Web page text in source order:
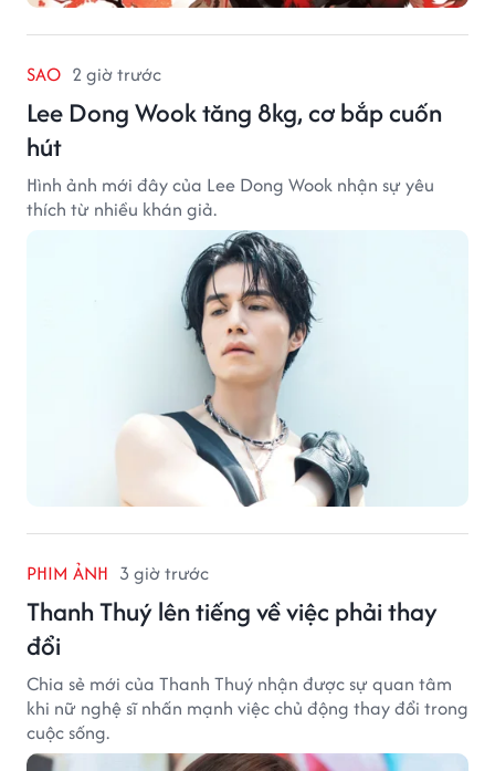
SAO 2 giờ trước
Lee Dong Wook tăng 8kg, cơ bắp cuốn
hút
Hình ảnh mới đây của Lee Dong Wook nhận sự yêu
thích từ nhiều khán giả.
PHIM ẢNH 3 giờ trước
Thanh Thuý lên tiếng về việc phải thay
đổi
Chia sẻ mới của Thanh Thuý nhận được sự quan tâm
khi nữ nghệ sĩ nhấn mạnh việc chủ động thay đổi trong
cuộc sống.